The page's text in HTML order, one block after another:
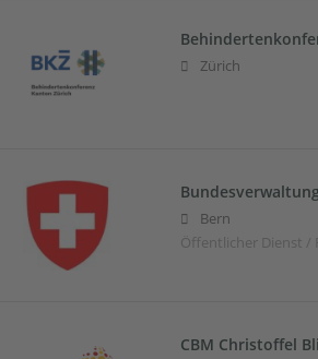
Zürich
Bern
Öffentlicher Dienst /
CBM Christoffel